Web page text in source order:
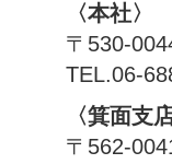
〈本社〉
〒530-
TEL.06-
〈箕面支店
〒562-